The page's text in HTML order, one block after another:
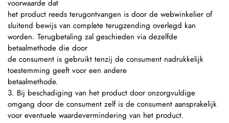
voorwaarde dat
het product reeds terugontvangen is door de webwinkelier of
sluitend bewijs van complete terugzending overlegd kan
worden. Terugbetaling zal geschieden via dezelfde
betaalmethode die door
de consument is gebruikt tenzij de consument nadrukkelijk
toestemming geeft voor een andere
betaalmethode.
3. Bij beschadiging van het product door onzorgvuldige
omgang door de consument zelf is de consument aansprakelijk
voor eventuele waardevermindering van het product.